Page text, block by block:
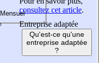
consultez cet article.
Entreprise adaptée
Qu'est-ce qu'une
entreprise adaptée
?